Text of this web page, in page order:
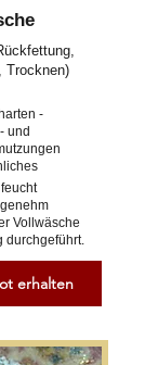
Trocknen)
-
und
Vollwäsche
durchgeführt.
erhalten